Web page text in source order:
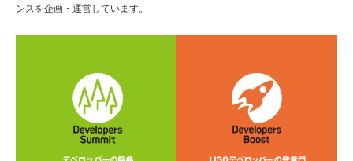
ンスを企画・運営しています。